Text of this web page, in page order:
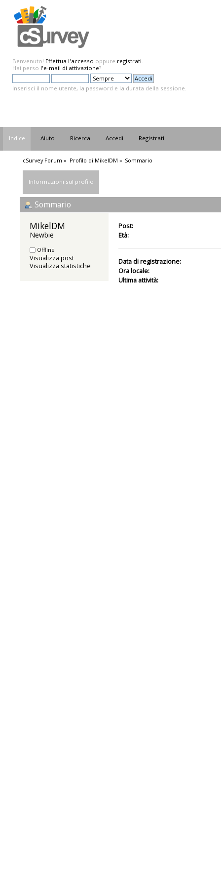
Benvenuto! Effettua l'accesso oppure registrati.
Hai perso l'e-mail di attivazione?
Inserisci il nome utente, la password e la durata della sessione.
Indice Aiuto Ricerca Accedi Registrati
cSurvey Forum » Profilo di MikelDM » Sommario
Informazioni sul profilo
Sommario
MikelDM
Newbie
Offline
Visualizza post
Visualizza statistiche
Post:
Età:
Data di registrazione:
Ora locale:
Ultima attività: